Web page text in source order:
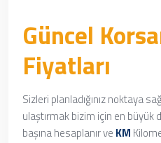
Güncel
Fiyatları
Sizleri planladığınız noktaya
ulaştırmak bizim için en büyük
başına hesaplanır ve KM